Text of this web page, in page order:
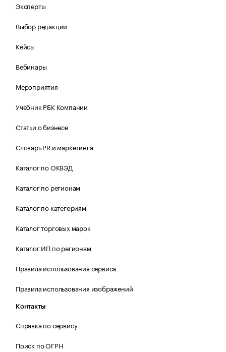
Эксперты
Выбор редакции
Кейсы
Вебинары
Мероприятия
Учебник РБК Компании
Статьи о бизнесе
Словарь PR и маркетинга
Каталог по ОКВЭД
Каталог по регионам
Каталог по категориям
Каталог торговых марок
Каталог ИП по регионам
Правила использования сервиса
Правила использования изображений
Контакты
Справка по сервису
Поиск по ОГРН